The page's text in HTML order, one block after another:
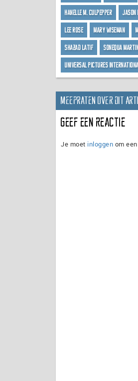
Hanelle M. Culpepper Jason
Lee Rose Mary Wiseman
Shazad Latif Sonequa
Universal Pictures
Meepraten over dit
Geef een reactie
Je moet inloggen om